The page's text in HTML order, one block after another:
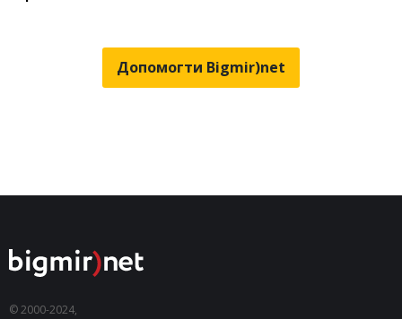
Допомогти Bigmir)net
© 2000-2024,